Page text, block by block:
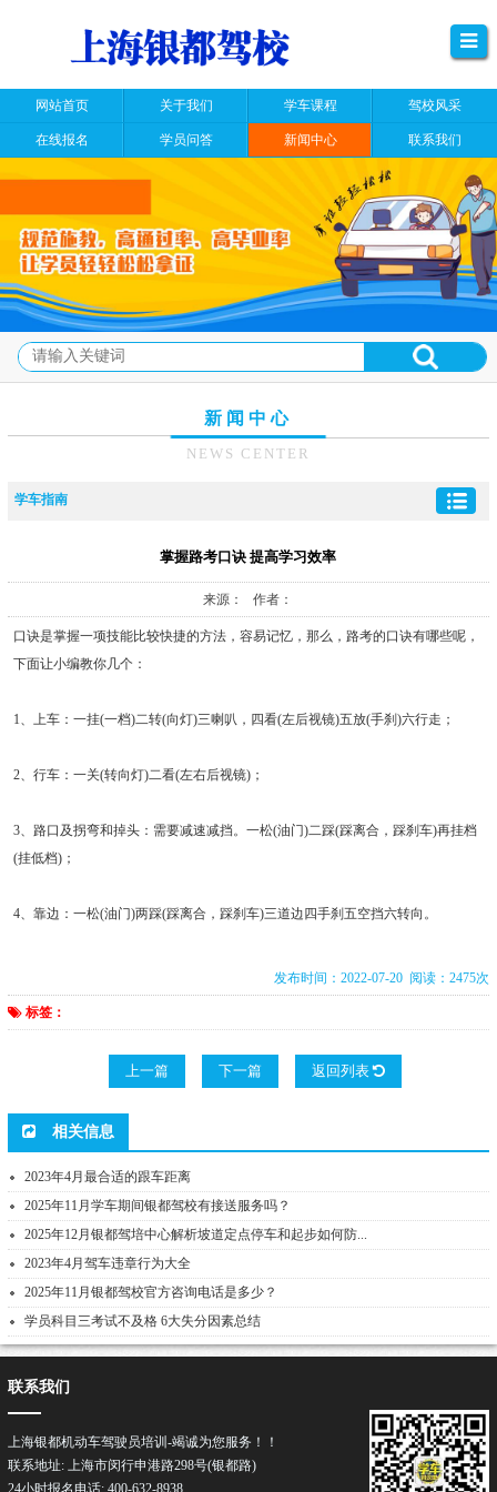
网站首页 关于我们 学车课程 驾校风采
在线报名 学员问答 新闻中心 联系我们
新闻中心
NEWS CENTER
学车指南
掌握路考口诀 提高学习效率
来源： 作者：
口诀是掌握一项技能比较快捷的方法，容易记忆，那么，路考的口诀有哪些呢，
下面让小编教你几个：
1、上车：一挂(一档)二转(向灯)三喇叭，四看(左后视镜)五放(手刹)六行走；
2、行车：一关(转向灯)二看(左右后视镜)；
3、路口及拐弯和掉头：需要减速减挡。一松(油门)二踩(踩离合，踩刹车)再挂档
(挂低档)；
4、靠边：一松(油门)两踩(踩离合，踩刹车)三道边四手刹五空挡六转向。
发布时间：2022-07-20 阅读：2475次
标签：
上一篇 下一篇 返回列表
相关信息
2023年4月最合适的跟车距离
2025年11月学车期间银都驾校有接送服务吗？
2025年12月银都驾培中心解析坡道定点停车和起步如何防...
2023年4月驾车违章行为大全
2025年11月银都驾校官方咨询电话是多少？
学员科目三考试不及格 6大失分因素总结
联系我们
上海银都机动车驾驶员培训-竭诚为您服务！！
联系地址: 上海市闵行申港路298号(银都路)
24小时报名电话: 400-632-8938